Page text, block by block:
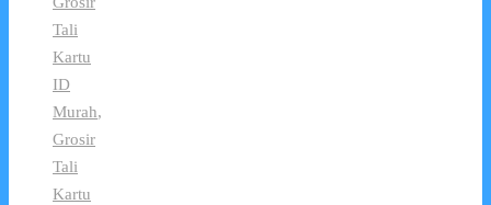
Tali
Kartu
ID
Murah,
Grosir
Tali
Kartu